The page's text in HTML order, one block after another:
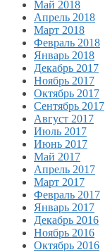
Май 2018
Апрель 2018
Март 2018
Февраль 2018
Январь 2018
Декабрь 2017
Ноябрь 2017
Октябрь 2017
Сентябрь 2017
Август 2017
Июль 2017
Июнь 2017
Май 2017
Апрель 2017
Март 2017
Февраль 2017
Январь 2017
Декабрь 2016
Ноябрь 2016
Октябрь 2016